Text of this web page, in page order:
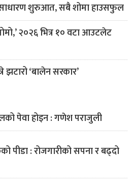
शुरुआत, सबै शोमा हाउसफुल
२०२६ भित्र १० वटा आउटलेट
झटारो ‘बालेन सरकार’
पेवा होइन : गणेश पराजुली
पीडा : रोजगारीको सपना र बढ्दो